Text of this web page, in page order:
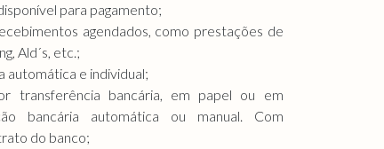
para pagamento;
agendados, como prestações de
Ald´s, etc.;
automática e individual;
transferência bancária, em papel ou em
bancária automática ou manual. Com
do banco;